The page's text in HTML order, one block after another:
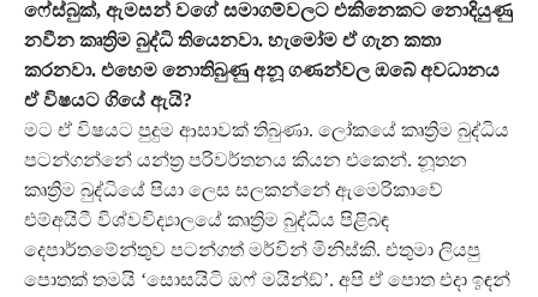
ෆේස්බුක්, ඇමසන් වගේ සමාගම්වලට එකිනෙකට නොදියුණු
නවීන කෘත්‍රිම බුද්ධි තියෙනවා. හැමෝම ඒ ගැන කතා
කරනවා. එහෙම නොතිබුණු අනූ ගණන්වල ඔබේ අවධානය
ඒ විෂයට ගියේ ඇයි?
මට ඒ විෂයට පුදුම ආසාවක් තිබුණා. ලෝකයේ කෘත්‍රිම බුද්ධිය
පටන්ගන්නේ යන්ත්‍ර පරිවර්තනය කියන එකෙන්. නූතන
කෘත්‍රිම බුද්ධියේ පියා ලෙස සලකන්නේ ඇමෙරිකාවේ
එම්අයිටී විශ්වවිද්‍යාලයේ කෘත්‍රිම බුද්ධිය පිළිබඳ
දෙපාර්තමේන්තුව පටන්ගත් මර්වින් මිනිස්කි. එතුමා ලියපු
පොතක් තමයි ‘සොසයිටි ඔෆ් මයින්ඞ්’. අපි ඒ පොත එදා ඉඳන්